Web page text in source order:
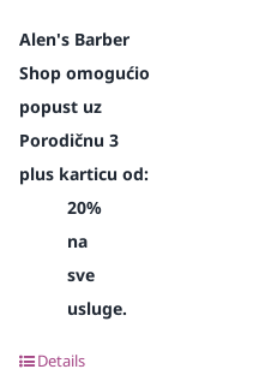
Alen's Barber
Shop omogućio
popust uz
Porodičnu 3
plus karticu od:
20%
na
sve
usluge.
Details